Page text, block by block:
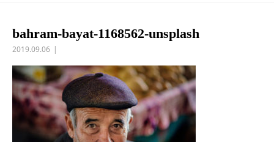
bahram-bayat-1168562-unsplash
2019.09.06